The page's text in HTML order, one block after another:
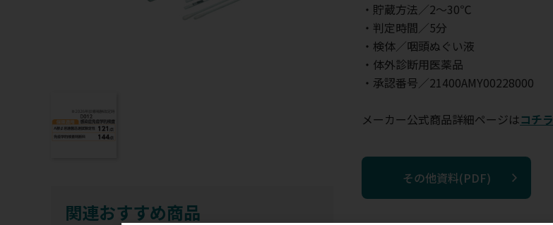
関連おすすめ商品
・貯蔵方法／2～30℃
・判定時間／5分
・検体／咽頭ぬぐい液
・体外診断用医薬品
・承認番号／21400AMY00228000
メーカー公式商品詳細ページはコチラ
その他資料(PDF)